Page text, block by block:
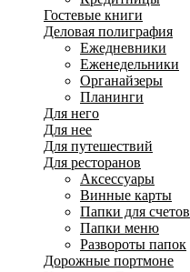
Гостевые книги
Деловая полиграфия
Ежедневники
Еженедельники
Органайзеры
Планинги
Для него
Для нее
Для путешествий
Для ресторанов
Аксессуары
Винные карты
Папки для счетов
Папки меню
Развороты папок
Дорожные портмоне